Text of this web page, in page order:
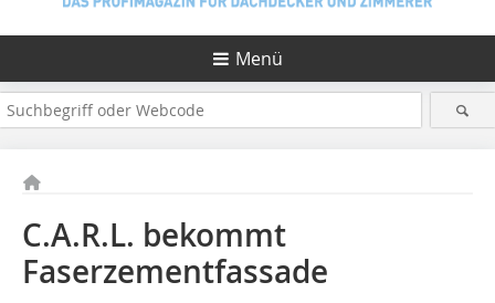
Menü
C.A.R.L. bekommt
Faserzementfassade